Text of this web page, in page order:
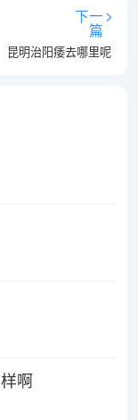
下一
篇
昆明治阳痿去哪里呢
啊